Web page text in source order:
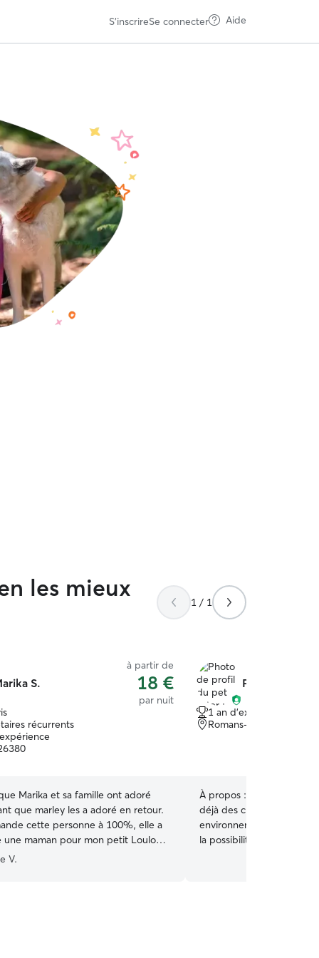
S'inscrireSe connecter Aide
les mieux
1 / 1
S.
à partir de
18 €
par nuit
récurrents
Marika et sa famille ont adoré
que marley les a adoré en retour.
cette personne à 100%, elle a
une maman pour mon petit Loulou.
la douce attention et les heures
avec mon chien. Très bonne
reviendra en toute confiance.
V.
Perrine B.
1 an d'expérience
Romans-sur-Isère,
À propos :
déjà des chiens, des
environnement calme et
la possibilité d’accueillir